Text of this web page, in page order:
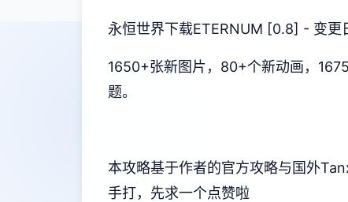
永恒世界下载ETERNUM [0.8] - 变更
1650+张新图片，80+个新动画，
题。
本攻略基于作者的官方攻略与国外
手打，先求一个点赞啦